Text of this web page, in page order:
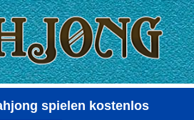
spielen kostenlos